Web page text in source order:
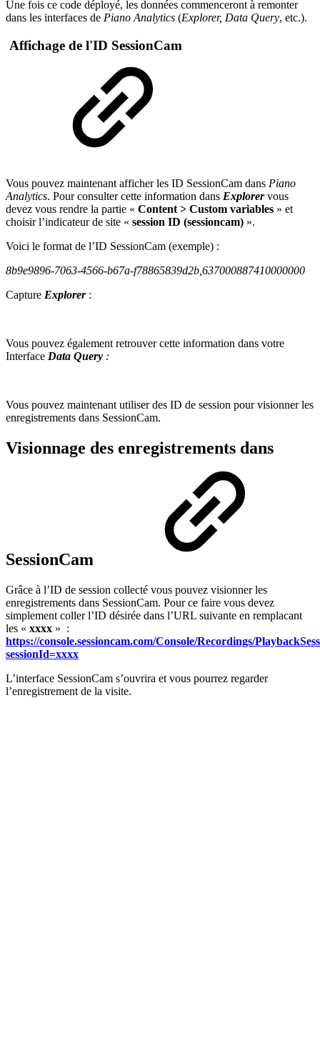
Une fois ce code déployé, les données commenceront à remonter
dans les interfaces de Piano Analytics (Explorer, Data Query, etc.).
Affichage de l'ID SessionCam
Vous pouvez maintenant afficher les ID SessionCam dans Piano
Analytics. Pour consulter cette information dans Explorervous
devez vous rendre la partie « Content > Custom variables » et
choisir l’indicateur de site « session ID (sessioncam) ».
Voici le format de l’ID SessionCam (exemple) :
8b9e9896-7063-4566-b67a-f78865839d2b,637000887410000000
Capture Explorer:
Vous pouvez également retrouver cette information dans votre
Interface Data Query :
Vous pouvez maintenant utiliser des ID de session pour visionner les
enregistrements dans SessionCam.
Visionnage des enregistrements dans
SessionCam
Grâce à l’ID de session collecté vous pouvez visionner les
enregistrements dans SessionCam. Pour ce faire vous devez
simplement coller l’ID désirée dans l’URL suivante en remplacant
les « xxxx » :
https://console.sessioncam.com/Console/Recordings/
sessionId=xxxx
L’interface SessionCam s’ouvrira et vous pourrez regarder
l’enregistrement de la visite.